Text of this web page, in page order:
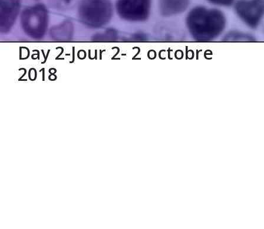
Day 2-Jour 2- 2 octobre
2018